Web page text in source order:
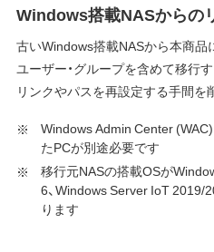
Windows搭載NASからの
古いWindows搭載NASから本商
ユーザー・グループを含めて移行
リンクやパスを再設定する手間を
Windows Admin Center
たPCが別途必要です
移行元NASの搭載OSが
6、Windows Server IoT
ります